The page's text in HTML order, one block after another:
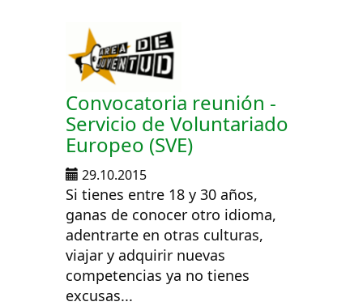
Convocatoria reunión -
Servicio de Voluntariado
Europeo (SVE)
29.10.2015
Si tienes entre 18 y 30 años,
ganas de conocer otro idioma,
adentrarte en otras culturas,
viajar y adquirir nuevas
competencias ya no tienes
excusas...